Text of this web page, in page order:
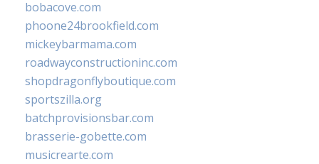
bobacove.com
phoone24brookfield.com
mickeybarmama.com
roadwayconstructioninc.com
shopdragonflyboutique.com
sportszilla.org
batchprovisionsbar.com
brasserie-gobette.com
musicrearte.com